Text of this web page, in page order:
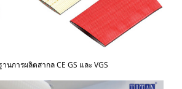
นการผลิตสากล CE GS และ VGS